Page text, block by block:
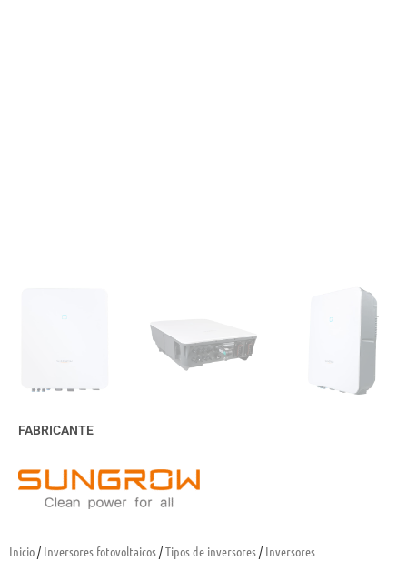
Inicio/ Inversores fotovoltaicos/Tipos de inversores/ Inversores
FABRICANTE